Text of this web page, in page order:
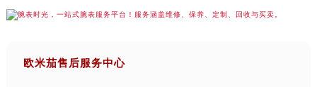
欧米茄售后服务中心